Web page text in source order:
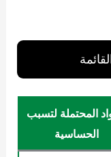
المحتملة لتسبب
الحساسية